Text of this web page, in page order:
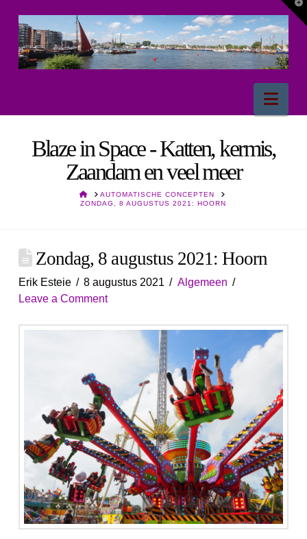
Blaze in Space - Katten, kermis,
Zaandam en veel meer
HOMEAUTOMATISCHE CONCEPTEN
ZONDAG, 8 AUGUSTUS 2021: HOORN
Zondag, 8 augustus 2021: Hoorn
Erik Esteie 8 augustus 2021
Algemeen
Leave a Comment